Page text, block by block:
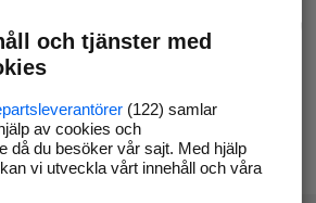
i webbläsaren och försök igen
och tjänster med
(122) samlar
av cookies och
då du besöker vår sajt. Med hjälp
vi utveckla vårt innehåll och våra